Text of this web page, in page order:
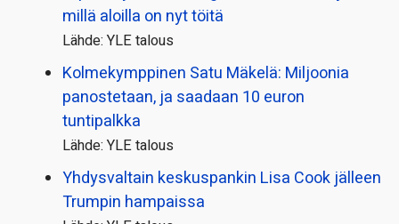
millä aloilla on nyt töitä
Lähde: YLE talous
Kolmekymppinen Satu Mäkelä: Miljoonia
panostetaan, ja saadaan 10 euron
tuntipalkka
Lähde: YLE talous
Yhdysvaltain keskuspankin Lisa Cook jälleen
Trumpin hampaissa